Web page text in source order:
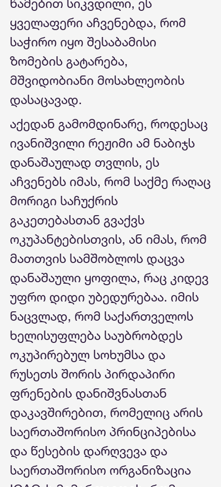
ყველაფერი აჩვენებდა, რომ
საჭირო იყო შესაბამისი
ზომების გატარება,
მშვიდობიანი მოსახლეობის
დასაცავად.
აქედან გამომდინარე, როდესაც
ივანიშვილი რეჟიმი ამ ნაბიჯს
დანაშაულად თვლის, ეს
აჩვენებს იმას, რომ საქმე რაღაც
მორიგი საჩუქრის
გაკეთებასთან გვაქვს
ოკუპანტებისთვის, ან იმას, რომ
მათთვის სამშობლოს დაცვა
დანაშაული ყოფილა, რაც კიდევ
უფრო დიდი უბედურებაა. იმის
ნაცვლად, რომ საქართველოს
ხელისუფლება საუბრობდეს
ოკუპირებულ სოხუმსა და
რუსეთს შორის პირდაპირი
ფრენების დანიშვნასთან
დაკავშირებით, რომელიც არის
საერთაშორისო პრინციპებისა
და წესების დარღვევა და
საერთაშორისო ორგანიზაცია